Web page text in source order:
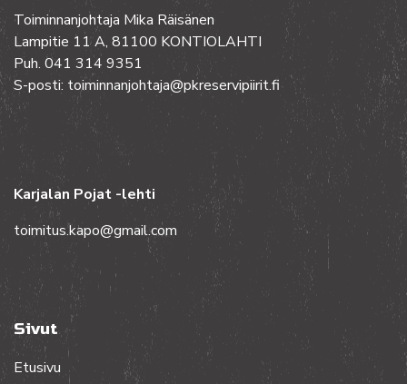
Toiminnanjohtaja Mika Räisänen
Lampitie 11 A, 81100 KONTIOLAHTI
Puh. 041 314 9351
S-posti: toiminnanjohtaja@pkreservipiirit.fi
Karjalan Pojat -lehti
toimitus.kapo@gmail.com
Sivut
Etusivu